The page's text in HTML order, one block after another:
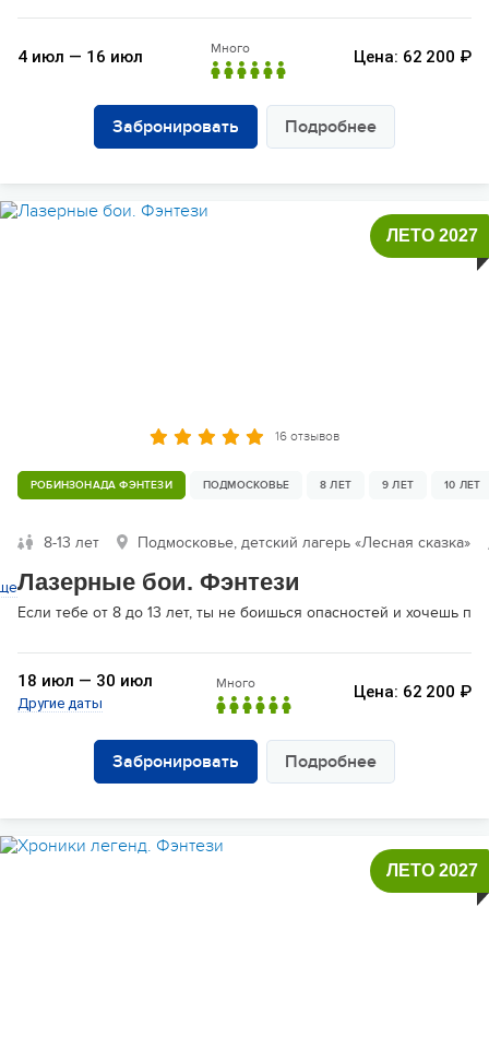
4 июл — 16 июл Много Цена: 62 200 ₽
Забронировать Подробнее
16 отзывов
РОБИНЗОНАДА ФЭНТЕЗИ ПОДМОСКОВЬЕ 8 ЛЕТ 9 ЛЕТ 10 ЛЕТ
8-13 лет Подмосковье, детский лагерь «Лесная сказка»
Лазерные бои. Фэнтези
Если тебе от 8 до 13 лет, ты не боишься опасностей и хочешь
ЛЕТО 2027
18 июл — 30 июл
Другие даты
Много Цена: 62 200 ₽
Забронировать Подробнее
ЛЕТО 2027